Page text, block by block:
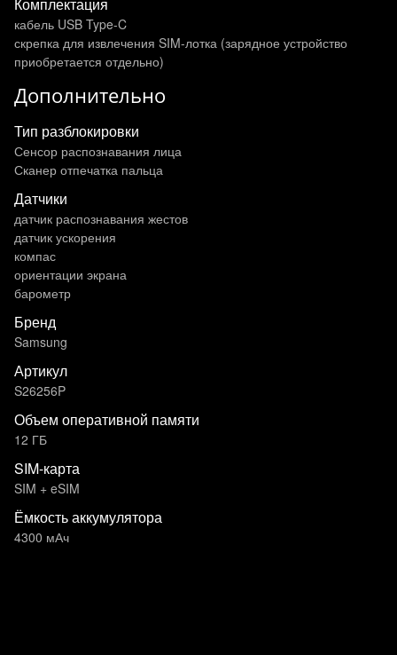
Комплектация
кабель USB Type-C
скрепка для извлечения SIM-лотка (зарядное устройство
приобретается отдельно)
Дополнительно
Тип разблокировки
Сенсор распознавания лица
Сканер отпечатка пальца
Датчики
датчик распознавания жестов
датчик ускорения
компас
ориентации экрана
барометр
Бренд
Samsung
Артикул
S26256P
Объем оперативной памяти
12 ГБ
SIM-карта
SIM + eSIM
Ёмкость аккумулятора
4300 мАч